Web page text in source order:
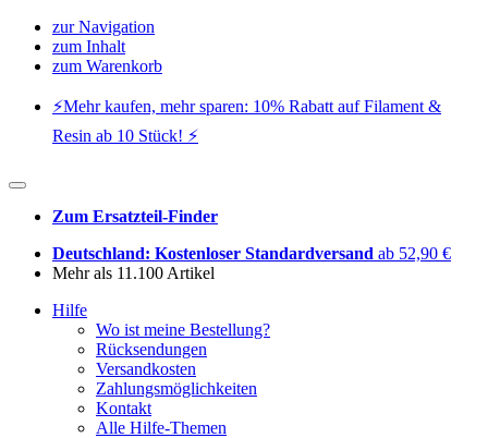
zur Navigation
zum Inhalt
zum Warenkorb
⚡️Mehr kaufen, mehr sparen: 10% Rabatt auf Filament &
Resin ab 10 Stück! ⚡️
Zum Ersatzteil-Finder
Deutschland: Kostenloser Standardversand ab 52,90 €
Mehr als 11.100 Artikel
Hilfe
Wo ist meine Bestellung?
Rücksendungen
Versandkosten
Zahlungsmöglichkeiten
Kontakt
Alle Hilfe-Themen